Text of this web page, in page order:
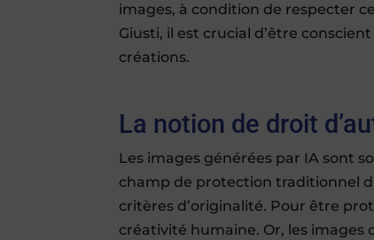
images, à condition de respecter
Giusti, il est crucial d’être
créations.
La notion de droit
Les images générées par IA sont
champ de protection traditionnel
critères d’originalité. Pour être
créativité humaine. Or, les images